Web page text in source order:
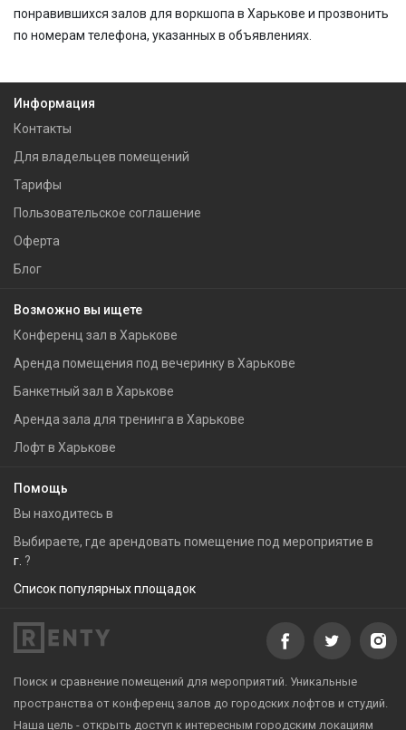
понравившихся залов для воркшопа в Харькове и прозвонить
по номерам телефона, указанных в объявлениях.
Информация
Контакты
Для владельцев помещений
Тарифы
Пользовательское соглашение
Оферта
Блог
Возможно вы ищете
Конференц зал в Харькове
Аренда помещения под вечеринку в Харькове
Банкетный зал в Харькове
Аренда зала для тренинга в Харькове
Лофт в Харькове
Помощь
Вы находитесь в
Выбираете, где арендовать помещение под мероприятие в
г. ?
Список популярных площадок
Поиск и сравнение помещений для мероприятий. Уникальные
пространства от конференц залов до городских лофтов и студий.
Наша цель - открыть доступ к интересным городским локациям